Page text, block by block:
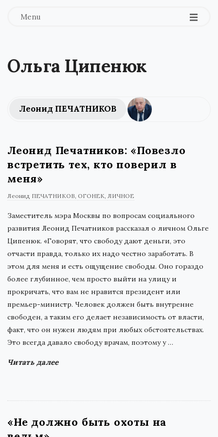
Menu
Ольга Ципенюк
Леонид ПЕЧАТНИКОВ
Леонид Печатников: «Повезло
встретить тех, кто поверил в
меня»
Леонид ПЕЧАТНИКОВ ОГОНЕК ЛИЧНОЕ
Заместитель мэра Москвы по вопросам социального
развития Леонид Печатников рассказал о личном Ольге
Ципенюк. «Говорят, что свободу дают деньги, это
отчасти правда, только их надо честно заработать. В
этом для меня и есть ощущение свободы. Оно гораздо
более глубинное, чем просто выйти на улицу и
прокричать, что вам не нравится президент или
премьер-министр. Человек должен быть внутренне
свободен, а таким его делает независимость от власти,
факт, что он нужен людям при любых обстоятельствах.
Это всегда давало свободу врачам, поэтому у…
Читать далее
«Не должно быть охоты на